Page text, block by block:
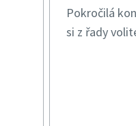
Pokročilá
si z řady